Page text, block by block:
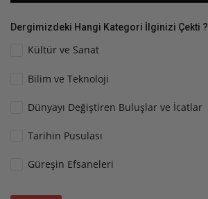
Dergimizdeki Hangi Kategori İlginizi Çekti ?
Kültür ve Sanat
Bilim ve Teknoloji
Dünyayı Değiştiren Buluşlar ve İcatlar
Tarihin Pusulası
Güreşin Efsaneleri